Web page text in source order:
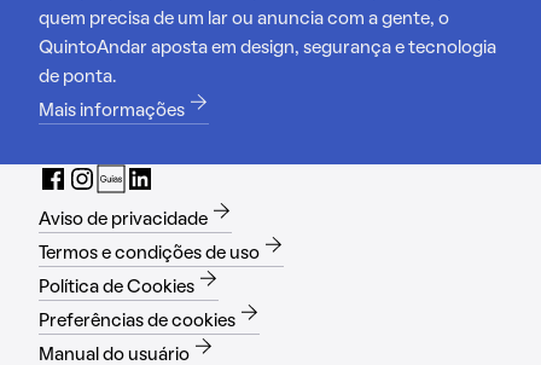
quem precisa de um lar ou anuncia com a gente, o
QuintoAndar aposta em design, segurança e tecnologia
de ponta.
Mais informações
Aviso de privacidade
Termos e condições de uso
Política de Cookies
Preferências de cookies
Manual do usuário